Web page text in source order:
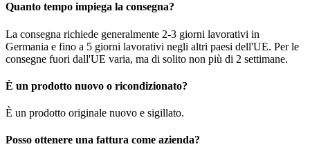
Quanto tempo impiega la consegna?
La consegna richiede generalmente 2-3 giorni lavorativi in
Germania e fino a 5 giorni lavorativi negli altri paesi dell'UE. Per le
consegne fuori dall'UE varia, ma di solito non più di 2 settimane.
È un prodotto nuovo o ricondizionato?
È un prodotto originale nuovo e sigillato.
Posso ottenere una fattura come azienda?